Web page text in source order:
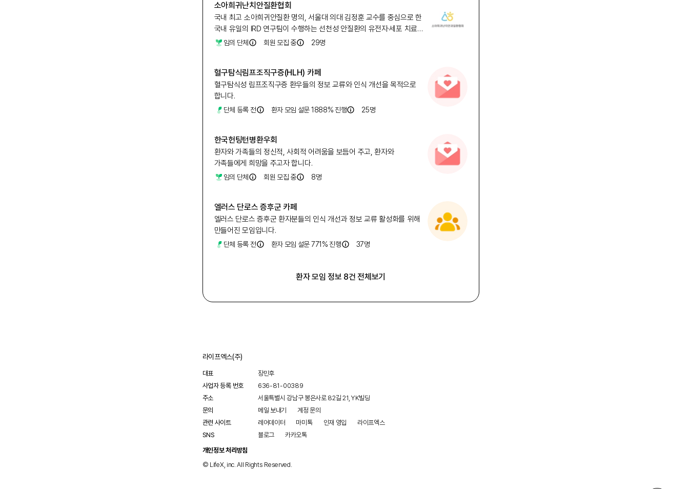
소아희귀난치안질환협회
국내 최고 소아희귀안질환 명의, 서울대 의대 김정훈 교수를 중심으로 한
국내 유일의 IRD 연구팀이 수행하는 선천성 안질환의 유전자·세포 치료
임상을 지지합니다.\n\n정부, 국회, 유관기관에게 첨단 유전자·세포
임의 단체 회원 모집 중 29명
혈구탐식림프조직구증(HLH) 카페
혈구탐식성 림프조직구증 환우들의 정보 교류와 인식 개선을 목적으로
합니다.
단체 등록 전 환자 모임 설문 1888% 진행 25명
한국헌팅턴병환우회
환자와 가족들의 정신적, 사회적 어려움을 보듬어 주고, 환자와
가족들에게 희망을 주고자 합니다.
임의 단체 회원 모집 중 8명
엘러스 단로스 증후군 카페
엘러스 단로스 증후군 환자분들의 인식 개선과 정보 교류 활성화를 위해
만들어진 모임입니다.
단체 등록 전 환자 모임 설문 771% 진행 37명
환자 모임 정보 8건 전체보기
라이프엑스(주)
대표
장민후
사업자 등록 번호
636-81-00389
주소
서울특별시 강남구 봉은사로 82길 21, YK빌딩
문의
메일 보내기
계정 문의
관련 사이트
레어데이터 마미톡 인재 영입
라이프엑스
SNS
블로그
카카오톡
개인정보 처리방침
© LifeX, inc. All Rights Reserved.